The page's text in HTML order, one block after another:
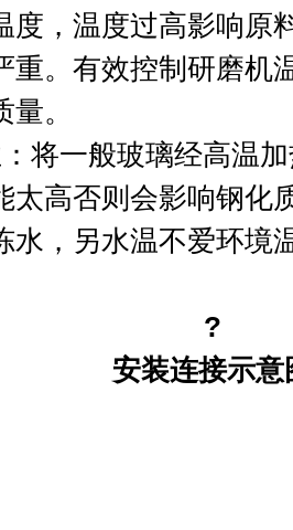
度，温度过高影响原
重。有效控制研磨机
。
将一般玻璃经高温
太高否则会影响钢化
水，另水温不爱环境
?
安装连接示意